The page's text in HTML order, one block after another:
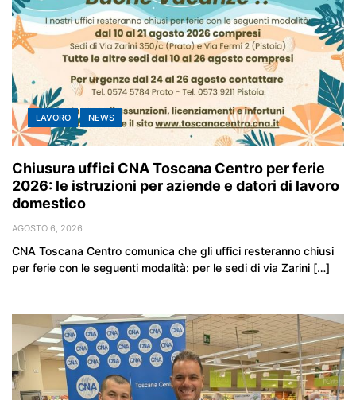
LAVORO NEWS
Chiusura uffici CNA Toscana Centro per ferie
2026: le istruzioni per aziende e datori di lavoro
domestico
AGOSTO 6, 2026
CNA Toscana Centro comunica che gli uffici resteranno chiusi
per ferie con le seguenti modalità: per le sedi di via Zarini […]